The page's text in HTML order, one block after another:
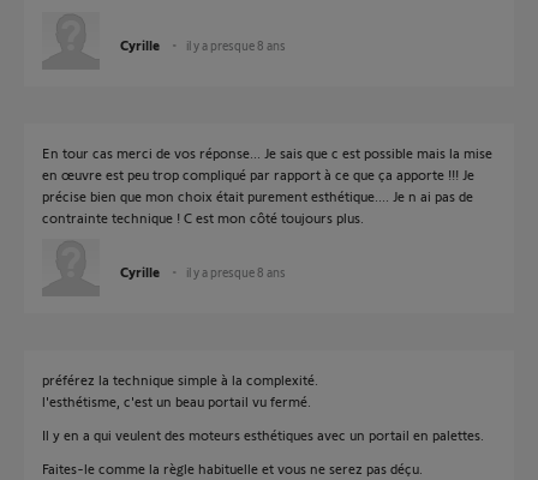
Cyrille il y a presque 8 ans
En tour cas merci de vos réponse... Je sais que c est possible mais la mise
en œuvre est peu trop compliqué par rapport à ce que ça apporte !!! Je
précise bien que mon choix était purement esthétique.... Je n ai pas de
contrainte technique ! C est mon côté toujours plus.
Cyrille il y a presque 8 ans
préférez la technique simple à la complexité.
l'esthétisme, c'est un beau portail vu fermé.
Il y en a qui veulent des moteurs esthétiques avec un portail en palettes.
Faites-le comme la règle habituelle et vous ne serez pas déçu.